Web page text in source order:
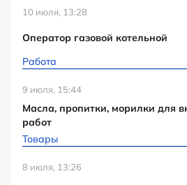
10 июля, 13:28
Оператор газовой котельной
Работа
9 июля, 15:44
Масла, пропитки, морилки для
работ
Товары
8 июля, 13:26